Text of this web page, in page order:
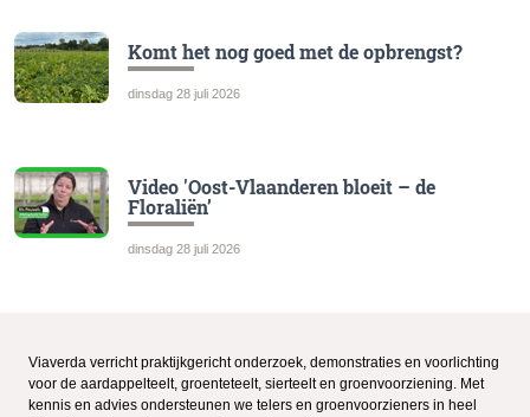
Komt het nog goed met de opbrengst?
dinsdag 28 juli 2026
Video 'Oost-Vlaanderen bloeit – de
Floraliën’
dinsdag 28 juli 2026
Viaverda verricht praktijkgericht onderzoek, demonstraties en voorlichting
voor de aardappelteelt, groenteteelt, sierteelt en groenvoorziening. Met
kennis en advies ondersteunen we telers en groenvoorzieners in heel